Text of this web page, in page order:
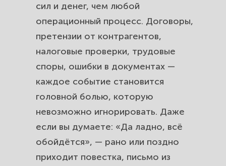
Антиколлекторская защита
бизнеса. Как остановить давление
кредиторов.
Проверка контрагентов. Защита от
мошенников и ненадёжных
партнёров.
Полное юридическое
сопровождение сделок. Ваш
бизнес без рисков.
сил и денег, чем любой
операционный процесс. Договоры,
претензии от контрагентов,
налоговые проверки, трудовые
споры, ошибки в документах —
каждое событие становится
головной болью, которую
невозможно игнорировать. Даже
если вы думаете: «Да ладно, всё
обойдётся», — рано или поздно
приходит повестка, письмо из